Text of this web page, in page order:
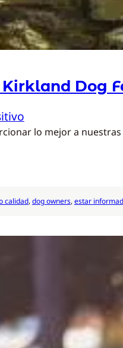
Dog
lo mejor a
calidad, dog owners, estar